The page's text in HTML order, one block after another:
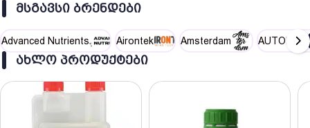
ᲛᲡᲒᲐᲕᲡᲘ ᲑᲠᲔᲜᲓᲔᲑᲘ
Advanced Nutrients Airontek Amsterdam AUTOPOT
ᲐᲮᲚᲝ ᲞᲠᲝᲓᲣᲥᲢᲔᲑᲘ